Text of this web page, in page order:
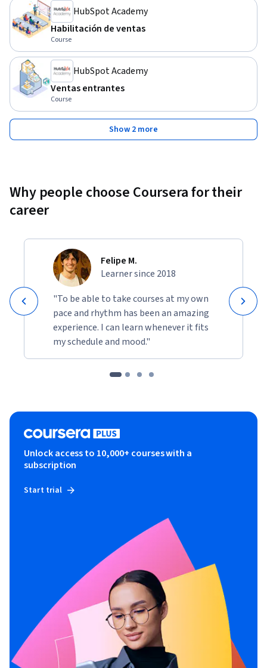
HubSpot Academy
Habilitación de ventas
Course
HubSpot Academy
Ventas entrantes
Course
Show 2 more
Why people choose Coursera for their
career
Felipe M.
Learner since 2018
"To be able to take courses at my own
pace and rhythm has been an amazing
experience. I can learn whenever it fits
my schedule and mood."
Unlock access to 10,000+ courses with a
subscription
Start trial